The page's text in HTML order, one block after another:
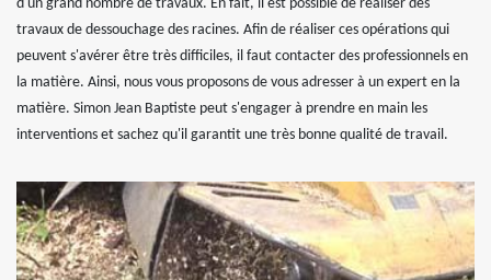
d'un grand nombre de travaux. En fait, il est possible de réaliser des
travaux de dessouchage des racines. Afin de réaliser ces opérations qui
peuvent s'avérer être très difficiles, il faut contacter des professionnels en
la matière. Ainsi, nous vous proposons de vous adresser à un expert en la
matière. Simon Jean Baptiste peut s'engager à prendre en main les
interventions et sachez qu'il garantit une très bonne qualité de travail.